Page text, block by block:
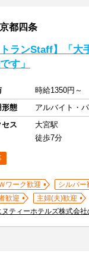
都四条
トランStaff】「
す」
時給1350円～
形態
アルバイト・
セス
大宮駅
徒歩7分
ワーク歓迎 シルバー
歓迎
主婦(夫)歓迎
ヌティーホテルズ株式会